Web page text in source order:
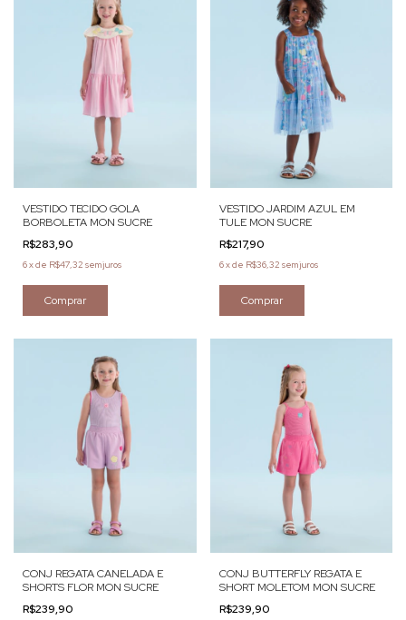
VESTIDO TECIDO GOLA
BORBOLETA MON SUCRE
R$283,90
6xde R$47,32 sem juros
Comprar
VESTIDO JARDIM AZUL EM
TULE MON SUCRE
R$217,90
6xde R$36,32 sem juros
Comprar
CONJ REGATA CANELADA E
SHORTS FLOR MON SUCRE
R$239,90
CONJ BUTTERFLY REGATA E
SHORT MOLETOM MON SUCRE
R$239,90